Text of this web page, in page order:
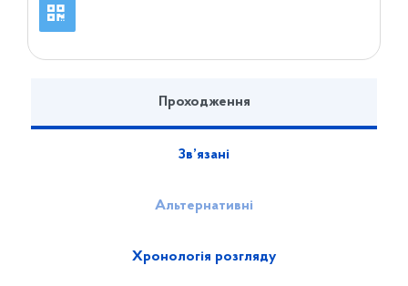
Проходження
Зв’язані
Альтернативні
Хронологія розгляду